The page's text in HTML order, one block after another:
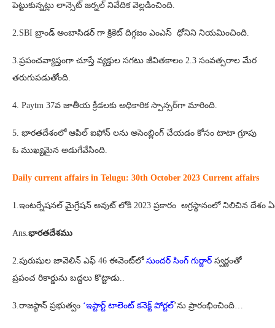
పెట్టుకున్నట్లు లాన్సెట్ జర్నల్ నివేదిక వెల్లడించింది.
2.SBI బ్రాండ్ అంబాసిడర్ గా క్రికెట్ దిగ్గజం ఎంఎస్ ధోనిని నియమించింది.
3.ప్రపంచవ్యాప్తంగా చూస్తే వ్యక్తుల సగటు జీవితకాలం 2.3 సంవత్సరాల మేర
తరుగుపడుతోంది.
4. Paytm 37వ జాతీయ క్రీడలకు అధికారిక స్పాన్సర్‌గా మారింది.
5. భారతదేశంలో ఆపిల్ ఐఫోన్ లను అసెంబ్లింగ్ చేయడం కోసం టాటా గ్రూపు
ఓ ముఖ్యమైన అడుగేవేసింది.
Daily current affairs in Telugu: 30th October 2023 Current affairs
1.ఇంటర్నేషనల్ మైగ్రేషన్ అవుట్ లోకి 2023 ప్రకారం అగ్రస్థానంలో నిలిచిన దేశం
Ans.భారతదేశము
2.పురుషుల జావెలిన్ ఎఫ్ 46 ఈవెంట్‌లో సుందర్ సింగ్ గుర్జార్ స్వర్ణంతో
ప్రపంచ రికార్డును బద్దలు కొట్టాడు..
3.రాజస్థాన్ ప్రభుత్వం ‘ఇస్టార్ట్ టాలెంట్ కనెక్ట్ పోర్టల్’ను ప్రారంభించింది…